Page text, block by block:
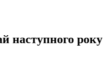
наступного року